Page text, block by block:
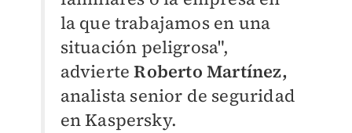
la que trabajamos en una
situación peligrosa",
advierteRoberto Martínez,
analista senior de seguridad
en Kaspersky.